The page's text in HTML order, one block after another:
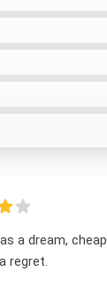
a dream,
regret.